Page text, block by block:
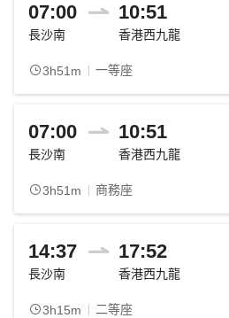
07:00 10:51
長沙南 香港西九龍
3h51m 一等座
07:00 10:51
長沙南 香港西九龍
3h51m 商務座
14:37 17:52
長沙南 香港西九龍
3h15m 二等座